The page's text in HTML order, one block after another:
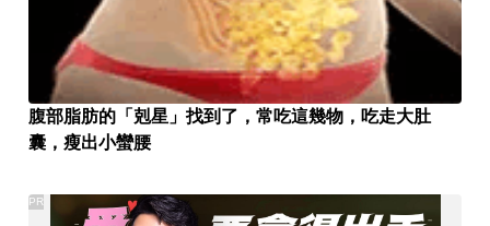
腹部脂肪的「剋星」找到了，常吃這幾物，吃走大肚
囊，瘦出小蠻腰
PR